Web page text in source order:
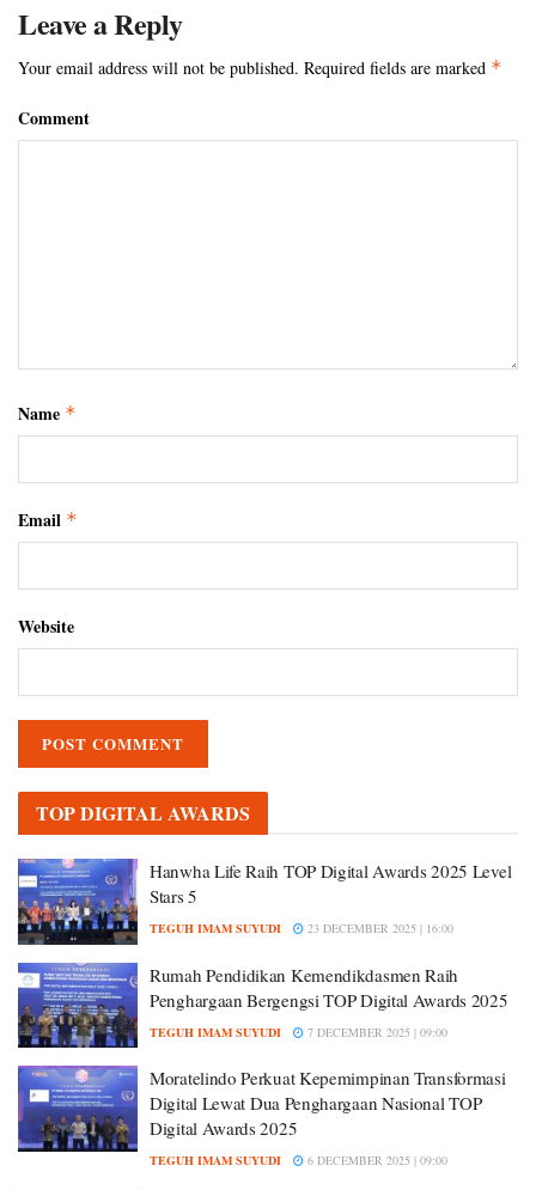
Leave a Reply
Your email address will not be published. Required fields are marked *
Comment
Name *
Email *
Website
TOP DIGITAL AWARDS
Hanwha Life Raih TOP Digital Awards 2025 Level
Stars 5
TEGUH IMAM SUYUDI 23 DECEMBER 2025 | 16:00
Rumah Pendidikan Kemendikdasmen Raih
Penghargaan Bergengsi TOP Digital Awards 2025
TEGUH IMAM SUYUDI 7 DECEMBER 2025 | 09:00
Moratelindo Perkuat Kepemimpinan Transformasi
Digital Lewat Dua Penghargaan Nasional TOP
Digital Awards 2025
TEGUH IMAM SUYUDI 6 DECEMBER 2025 | 09:00